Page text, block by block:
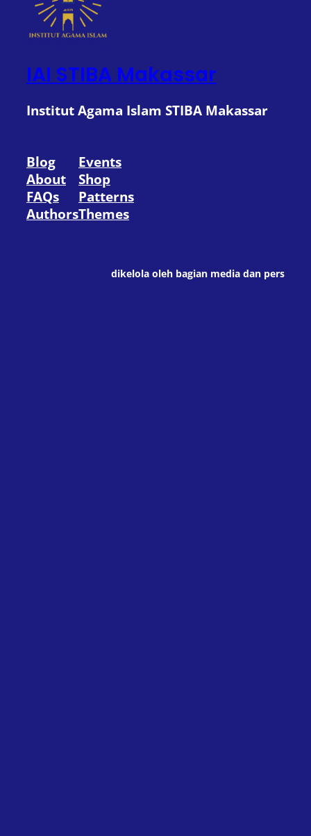
IAI STIBA Makassar
Institut Agama Islam STIBA Makassar
Blog
About
FAQs
Authors
Events
Shop
Patterns
Themes
dikelola oleh bagian media dan pers